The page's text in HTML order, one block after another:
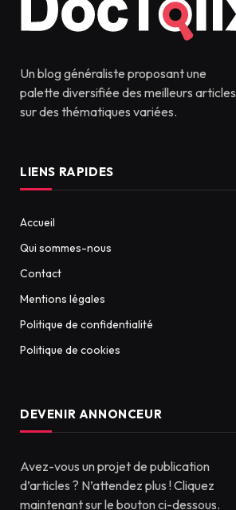
Un blog généraliste proposant une
palette diversifiée des meilleurs articles
sur des thématiques variées.
LIENS RAPIDES
Accueil
Qui sommes-nous
Contact
Mentions légales
Politique de confidentialité
Politique de cookies
DEVENIR ANNONCEUR
Avez-vous un projet de publication
d’articles ? N’attendez plus ! Cliquez
maintenant sur le bouton ci-dessous.